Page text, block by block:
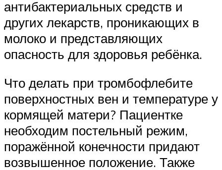
антибактериальных средств и
других лекарств, проникающих в
молоко и представляющих
опасность для здоровья ребёнка.
Что делать при тромбофлебите
поверхностных вен и температуре у
кормящей матери? Пациентке
необходим постельный режим,
поражённой конечности придают
возвышенное положение. Также